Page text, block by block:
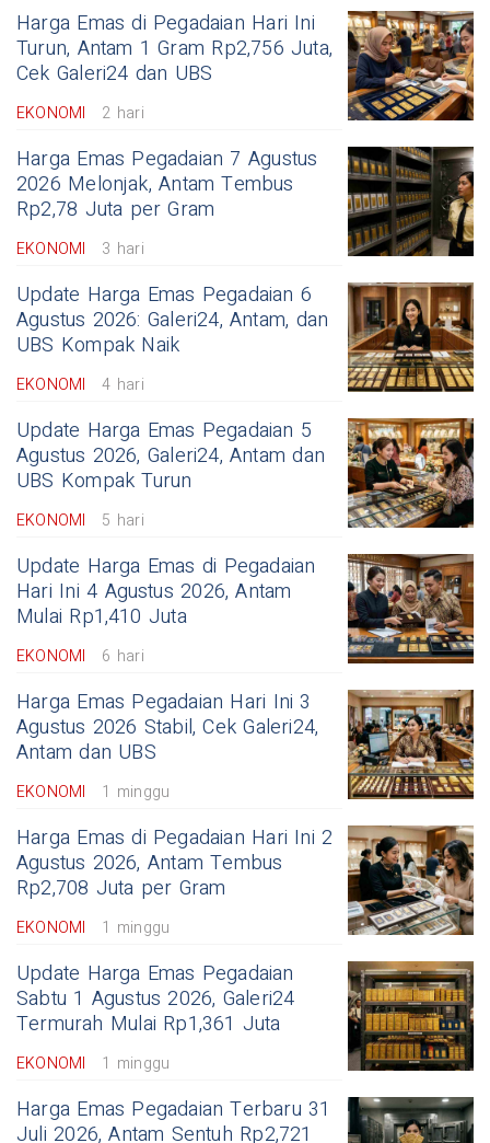
Harga Emas di Pegadaian Hari Ini
Turun, Antam 1 Gram Rp2,756 Juta,
Cek Galeri24 dan UBS
EKONOMI 2 hari
Harga Emas Pegadaian 7 Agustus
2026 Melonjak, Antam Tembus
Rp2,78 Juta per Gram
EKONOMI 3 hari
Update Harga Emas Pegadaian 6
Agustus 2026: Galeri24, Antam, dan
UBS Kompak Naik
EKONOMI 4 hari
Update Harga Emas Pegadaian 5
Agustus 2026, Galeri24, Antam dan
UBS Kompak Turun
EKONOMI 5 hari
Update Harga Emas di Pegadaian
Hari Ini 4 Agustus 2026, Antam
Mulai Rp1,410 Juta
EKONOMI 6 hari
Harga Emas Pegadaian Hari Ini 3
Agustus 2026 Stabil, Cek Galeri24,
Antam dan UBS
EKONOMI 1 minggu
Harga Emas di Pegadaian Hari Ini 2
Agustus 2026, Antam Tembus
Rp2,708 Juta per Gram
EKONOMI 1 minggu
Update Harga Emas Pegadaian
Sabtu 1 Agustus 2026, Galeri24
Termurah Mulai Rp1,361 Juta
EKONOMI 1 minggu
Harga Emas Pegadaian Terbaru 31
Juli 2026, Antam Sentuh Rp2,721